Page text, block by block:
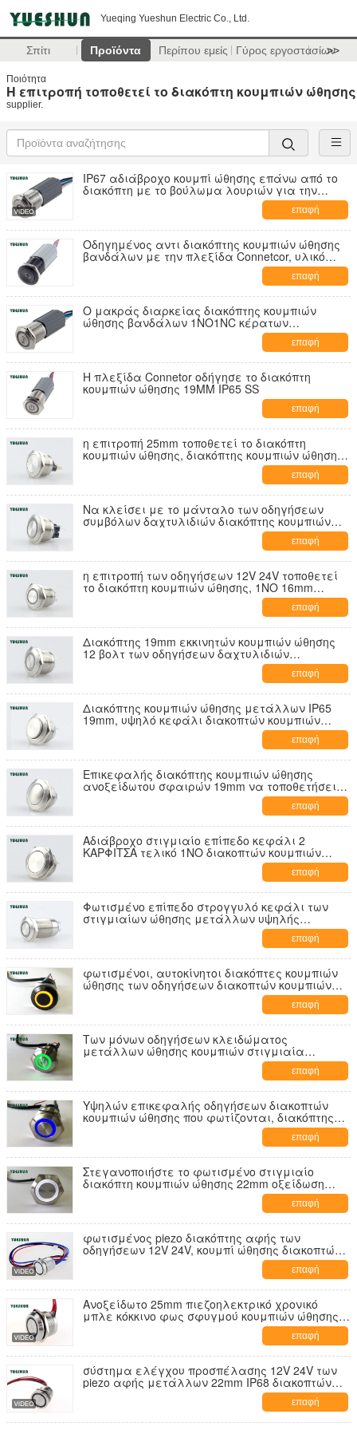
Yueqing Yueshun Electric Co., Ltd.
Σπίτι Προϊόντα Περίπου εμείς Γύρος εργοστασίων
>>
Ποιότητα
Η επιτροπή τοποθετεί το διακόπτη κουμπιών ώθησης
supplier.
IP67 αδιάβροχο κουμπί ώθησης επάνω από το
διακόπτη με το βούλωμα λουριών για την
επαφή
Οδηγημένος αντι διακόπτης κουμπιών ώθησης
βανδάλων με την πλεξίδα Connetcor, υλικό
επαφή
Ο μακράς διαρκείας διακόπτης κουμπιών
ώθησης βανδάλων 1NO1NC κέρατων
αυτοκινήτων αντι με το συνδετήρα, 7 οδήγησε
επαφή
Η πλεξίδα Connetor οδήγησε το διακόπτη
κουμπιών ώθησης 19MM IP65 SS
επαφή
η επιτροπή 25mm τοποθετεί το διακόπτη
κουμπιών ώθησης, διακόπτης κουμπιών ώθησης
επαφή
Να κλείσει με το μάνταλο των οδηγήσεων
συμβόλων δαχτυλιδιών διακόπτης κουμπιών
ώθησης 25mm τοποθετώντας τρύπα πουεπαφή
η επιτροπή των οδηγήσεων 12V 24V τοποθετεί
το διακόπτη κουμπιών ώθησης, 1NO 16mm
στιγμιαίος διακόπτης κουμπιών ώθησηςεπαφή
Διακόπτης 19mm εκκινητών κουμπιών ώθησης
12 βολτ των οδηγήσεων δαχτυλιδιών
τοποθετώντας εύκολη εγκατάσταση τρυπών
επαφή
Διακόπτης κουμπιών ώθησης μετάλλων IP65
19mm, υψηλό κεφάλι διακοπτών κουμπιών
ώθησης μικροϋπολογιστών στιγμιαίοεπαφή
Επικεφαλής διακόπτης κουμπιών ώθησης
ανοξείδωτου σφαιρών 19mm να τοποθετήσει
επαφή
Αδιάβροχο στιγμιαίο επίπεδο κεφάλι 2
ΚΑΡΦΙΤΣΑ τελικό 1NO διακοπτών κουμπιών
επαφή
Φωτισμένο επίπεδο στρογγυλό κεφάλι των
στιγμιαίων ώθησης μετάλλων υψηλής
ασφαλείας κουμπιών οδηγήσεων διακοπτών
επαφή
φωτισμένοι, αυτοκίνητοι διακόπτες κουμπιών
ώθησης των οδηγήσεων διακοπτών κουμπιών
επαφή
Των μόνων οδηγήσεων κλειδώματος
μετάλλων ώθησης κουμπιών στιγμιαία
δύναμης εκτέλεση Τύπου διακοπτών καλή
επαφή
Υψηλών επικεφαλής οδηγήσεων διακοπτών
κουμπιών ώθησης που φωτίζονται, διακόπτης
κουμπιών ώθησης ανοξείδωτου αργιλίου
επαφή
Στεγανοποιήστε το φωτισμένο στιγμιαίο
διακόπτη κουμπιών ώθησης 22mm οξείδωση
επαφή
φωτισμένος piezo διακόπτης αφής των
οδηγήσεων 12V 24V, κουμπί ώθησης διακοπτών
επαφή
Ανοξείδωτο 25mm πιεζοηλεκτρικό χρονικό
μπλε κόκκινο φως σφυγμού κουμπιών ώθησης
επαφή
σύστημα ελέγχου προσπέλασης 12V 24V των
piezo αφής μετάλλων 22mm IP68 διακοπτών
δαχτυλιδιών οδηγήσεων συμβόλων επαφή